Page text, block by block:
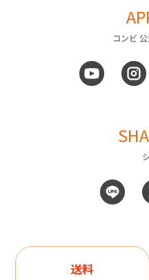
コンビ
送料